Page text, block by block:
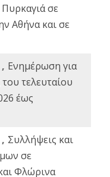
Πυρκαγιά σε
Αθήνα και σε
Ενημέρωση για
τελευταίου
έως
Συλλήψεις και
σε
Φλώρινα